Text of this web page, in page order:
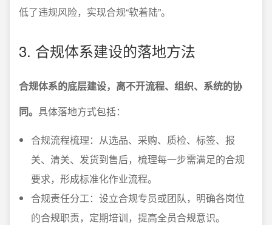
低了违规风险，实现合规“软着陆”。
3. 合规体系建设的落地方法
合规体系的底层建设，离不开流程、组织、系统的协
同。 具体落地方式包括：
合规流程梳理：从选品、采购、质检、标签、报
关、清关、发货到售后，梳理每一步需满足的合规
要求，形成标准化作业流程。
合规责任分工：设立合规专员或团队，明确各岗位
的合规职责，定期培训，提高全员合规意识。